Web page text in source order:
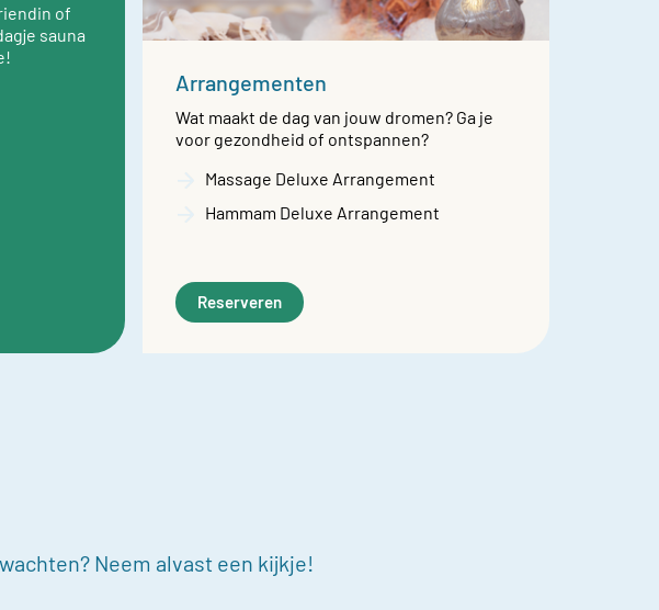
of
sauna
Arrangementen
Wat maakt de dag van jouw dromen? Ga je
voor gezondheid of ontspannen?
Massage Deluxe Arrangement
Hammam Deluxe Arrangement
Reserveren
Neem alvast een kijkje!